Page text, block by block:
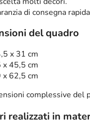
di consegna
del quadro
x 31 cm
x 45,5 cm
x 62,5 cm
complessive del
realizzati in